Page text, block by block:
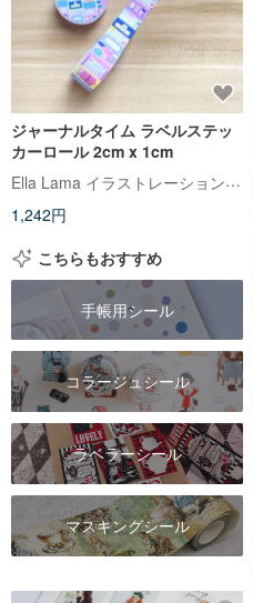
ジャーナルタイム ラベルステッ
カーロール 2cm x 1cm
Ella Lama イラストレーションスタジオ
1,242円
こちらもおすすめ
手帳用シール
コラージュシール
ラベラーシール
マスキングシール